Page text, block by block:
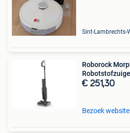
Sint-Lambrechts-
Roborock
€ 251,30
Bezoek website